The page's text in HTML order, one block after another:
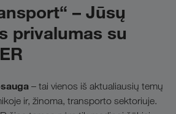
– Jūsų
privalumas su
– tai vienos iš aktualiausių temų
ir, žinoma, transporto sektoriuje.